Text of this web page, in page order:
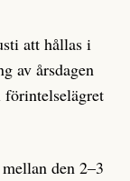
att hållas i
av årsdagen
förintelselägret
den 2–3